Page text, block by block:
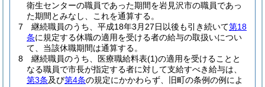
衛生センターの職員であった期間を岩見沢市の職員であっ
た期間とみなし、これを通算する。
7
継続職員のうち、平成18年3月27日以後も引き続いて第18
条に規定する休職の適用を受ける者の給与の取扱いについ
て、当該休職期間は通算する。
8
継続職員のうち、医療職給料表(1)の適用を受けることと
なる職員で市長が指定する者に対して支給すべき給与は、
第3条及び第4条の規定にかかわらず、旧町の条例の例によ